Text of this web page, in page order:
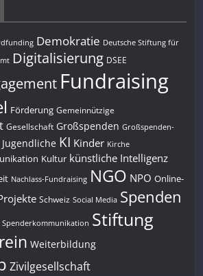
Demokratie Deutsche Stiftung für
Digitalisierung DSEE
Fundraising
Förderung Gemeinnützige
Gesellschaft Großspenden Großspenden-
Jugendliche KI Kinder Kirche
Kultur künstliche Intelligenz
Nachlass-Fundraising NGO NPO Online-
Schweiz Social Media Spenden
Spenderkommunikation Stiftung
Weiterbildung
Zivilgesellschaft